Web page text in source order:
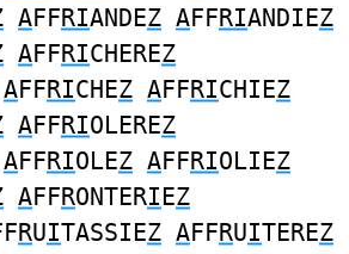
AFFRIANDEZ AFFRIANDIEZ
AFFRICHEREZ
AFFRICHEZ AFFRICHIEZ
AFFRIOLEREZ
AFFRIOLEZ AFFRIOLIEZ
AFFRONTERIEZ
RUITASSIEZ AFFRUITEREZ